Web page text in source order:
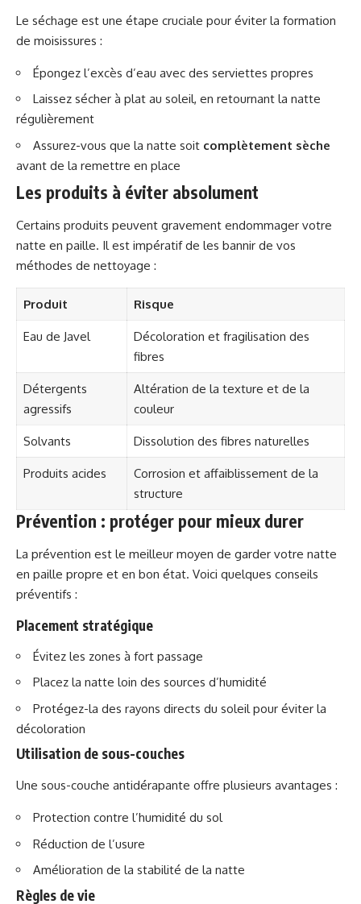
Le séchage est une étape cruciale pour éviter la formation
de moisissures :
Épongez l’excès d’eau avec des serviettes propres
Laissez sécher à plat au soleil, en retournant la natte
régulièrement
Assurez-vous que la natte soit complètement sèche
avant de la remettre en place
Les produits à éviter absolument
Certains produits peuvent gravement endommager votre
natte en paille. Il est impératif de les bannir de vos
méthodes de nettoyage :
Produit Risque
Eau de Javel
Décoloration et fragilisation des
fibres
Détergents
agressifs
Altération de la texture et de la
couleur
Solvants Dissolution des fibres naturelles
Produits acides
Corrosion et affaiblissement de la
structure
Prévention : protéger pour mieux durer
La prévention est le meilleur moyen de garder votre natte
en paille propre et en bon état. Voici quelques conseils
préventifs :
Placement stratégique
Évitez les zones à fort passage
Placez la natte loin des sources d’humidité
Protégez-la des rayons directs du soleil pour éviter la
décoloration
Utilisation de sous-couches
Une sous-couche antidérapante offre plusieurs avantages :
Protection contre l’humidité du sol
Réduction de l’usure
Amélioration de la stabilité de la natte
Règles de vie